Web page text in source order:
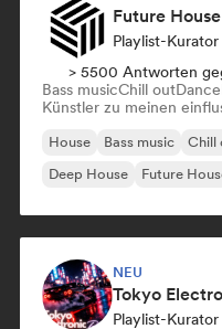
Future
Playlist-Kurator
> 5500 Antworten
Bass musicChill outDance
Künstler zu meinen
House Bass music Chill
Deep House
Future
NEU
Playlist-Kurator